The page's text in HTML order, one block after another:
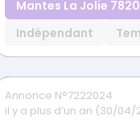
Mantes La Jolie
Indépendant
Annonce N°7222024
il y a plus d’un an (30/04/